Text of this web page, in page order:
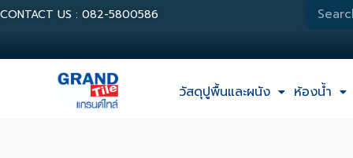
CONTACT US : 082-5800586
วัสดุปูพื้นและผนัง ห้องน้ำ